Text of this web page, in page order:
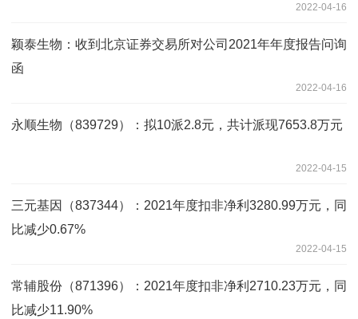
2022-04-16
颖泰生物：收到北京证券交易所对公司2021年年度报告问询
函
2022-04-16
永顺生物（839729）：拟10派2.8元，共计派现7653.8万元
2022-04-15
三元基因（837344）：2021年度扣非净利3280.99万元，同
比减少0.67%
2022-04-15
常辅股份（871396）：2021年度扣非净利2710.23万元，同
比减少11.90%